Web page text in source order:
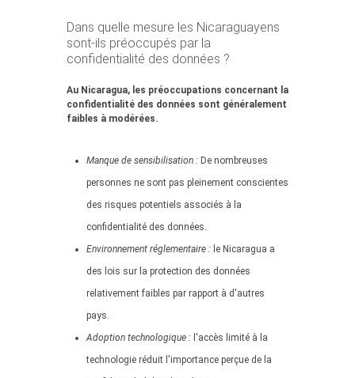
Dans quelle mesure les Nicaraguayens
sont-ils préoccupés par la
confidentialité des données ?
Au Nicaragua, les préoccupations concernant la
confidentialité des données sont généralement
faibles à modérées.
Manque de sensibilisation : De nombreuses
personnes ne sont pas pleinement conscientes
des risques potentiels associés à la
confidentialité des données.
Environnement réglementaire : le Nicaragua a
des lois sur la protection des données
relativement faibles par rapport à d'autres
pays.
Adoption technologique : l'accès limité à la
technologie réduit l'importance perçue de la